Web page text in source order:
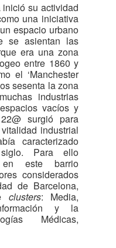
su actividad
una iniciativa
espacio urbano
se asientan las
era una zona
entre 1860 y
el ‘Manchester
sesenta la zona
industrias
vacíos y
surgió para
industrial
caracterizado
Para ello
en este barrio
considerados
de Barcelona,
clusters: Media,
y la
Médicas,